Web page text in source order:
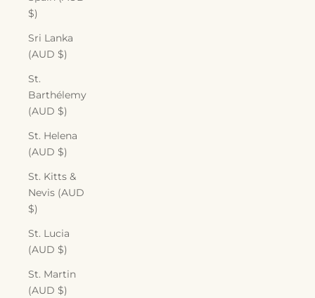
$)
Sri Lanka
(AUD $)
St.
Barthélemy
(AUD $)
St. Helena
(AUD $)
St. Kitts &
Nevis (AUD
$)
St. Lucia
(AUD $)
St. Martin
(AUD $)